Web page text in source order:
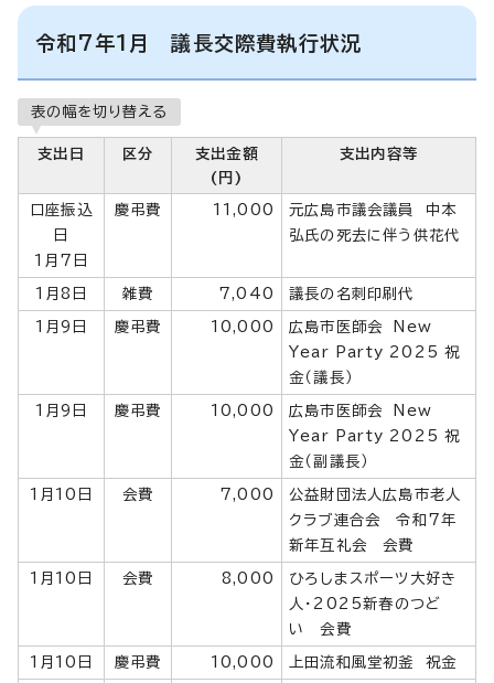
令和7年1月 議長交際費執行状況
表の幅を切り替える
支出日 区分
支出金額
(円)
支出内容等
口座振込
日
1月7日
慶弔費 11,000
元広島市議会議員 中本
弘氏の死去に伴う供花代
1月8日 雑費 7,040 議長の名刺印刷代
1月9日 慶弔費 10,000
広島市医師会 New
Year Party 2025 祝
金（議長）
1月9日 慶弔費 10,000
広島市医師会 New
Year Party 2025 祝
金（副議長）
1月10日 会費 7,000
公益財団法人広島市老人
クラブ連合会 令和7年
新年互礼会 会費
1月10日 会費 8,000
ひろしまスポーツ大好き
人・2025新春のつど
い 会費
1月10日 慶弔費 10,000 上田流和風堂初釜 祝金